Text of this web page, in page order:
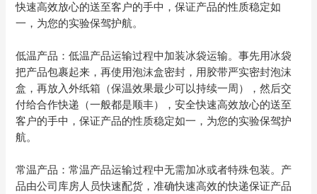
快速高效放心的送至客户的手中，保证产品的性质稳定如
一，为您的实验保驾护航。
低温产品：低温产品运输过程中加装冰袋运输。事先用冰袋
把产品包裹起来，再使用泡沫盒密封，用胶带严实密封泡沫
盒，再放入外纸箱（保温效果最少可以持续一周），然后交
付给合作快递（一般都是顺丰），安全快速高效放心的送至
客户的手中，保证产品的性质稳定如一，为您的实验保驾护
航。
常温产品：常温产品运输过程中无需加冰或者特殊包装。产
品由公司库房人员快速配货，准确快速高效的快递保证产品